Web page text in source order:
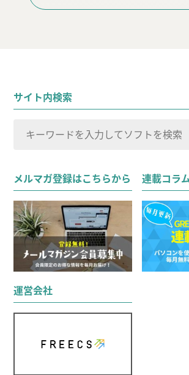
サイト内検索
象:
メルマガ登録はこちらから
連載コラ
運営会社